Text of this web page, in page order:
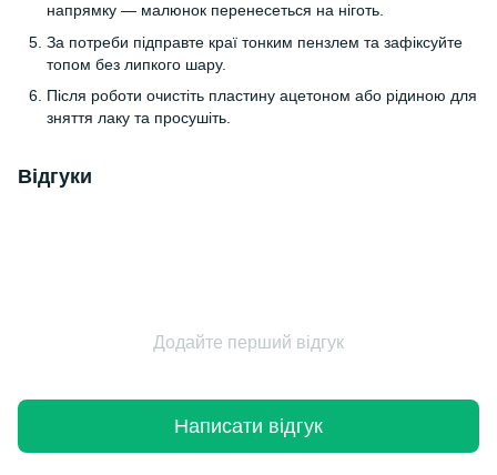
напрямку — малюнок перенесеться на ніготь.
За потреби підправте краї тонким пензлем та зафіксуйте
топом без липкого шару.
Після роботи очистіть пластину ацетоном або рідиною для
зняття лаку та просушіть.
Відгуки
Додайте перший відгук
Написати відгук